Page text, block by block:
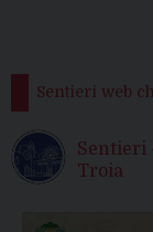
Sentieri web
Sentieri
Troia